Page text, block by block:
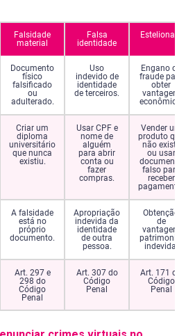
Falsidade
material
Falsa
identidade
Estelionato
Documento
físico
falsificado
ou
adulterado.
Uso
indevido de
identidade
de terceiros.
Engano ou
fraude para
obter
vantagem
econômica.
Criar um
diploma
universitário
que nunca
existiu.
Usar CPF e
nome de
alguém
para abrir
conta ou
fazer
compras.
Vender um
produto que
não existe
ou usar
documento
falso para
receber
pagamento.
A falsidade
está no
próprio
documento.
Apropriação
indevida da
identidade
de outra
pessoa.
Obtenção
de
vantagem
patrimonial
indevida.
Art. 297 e
298 do
Código
Penal
Art. 307 do
Código
Penal
Art. 171 do
Código
Penal